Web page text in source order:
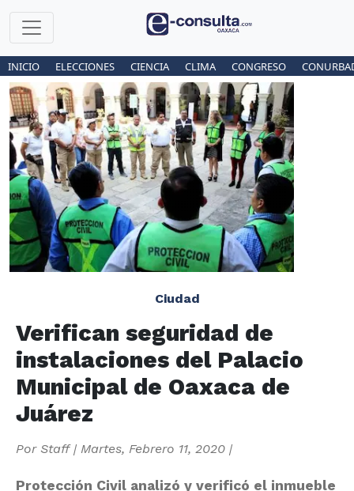
INICIO ELECCIONES CIENCIA CLIMA CONGRESO
Ciudad
Verifican seguridad de
instalaciones del Palacio
Municipal de Oaxaca de
Juárez
Por Staff| Martes, Febrero 11, 2020 |
Protección Civil analizó y verificó el inmueble